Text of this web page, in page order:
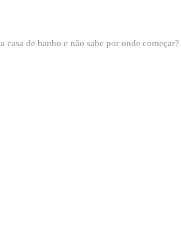
casa de banho e não sabe por onde começar?